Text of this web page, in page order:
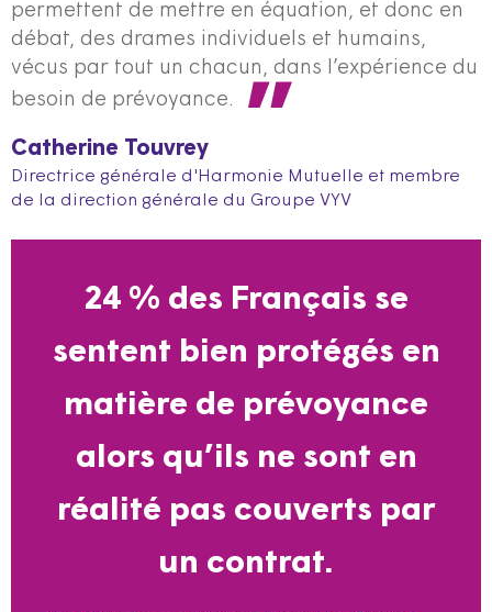
permettent de mettre en équation, et donc en
débat, des drames individuels et humains,
vécus par tout un chacun, dans l’expérience du
besoin de prévoyance.
Catherine Touvrey
Directrice générale d'Harmonie Mutuelle et membre
de la direction générale du Groupe VYV
24 % des Français se
sentent bien protégés en
matière de prévoyance
alors qu’ils ne sont en
réalité pas couverts par
un contrat.